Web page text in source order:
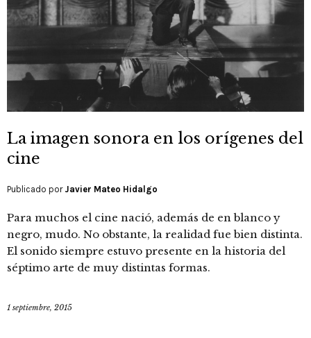
La imagen sonora en los orígenes del
cine
Publicado por Javier Mateo Hidalgo
Para muchos el cine nació, además de en blanco y
negro, mudo. No obstante, la realidad fue bien distinta.
El sonido siempre estuvo presente en la historia del
séptimo arte de muy distintas formas.
1 septiembre, 2015